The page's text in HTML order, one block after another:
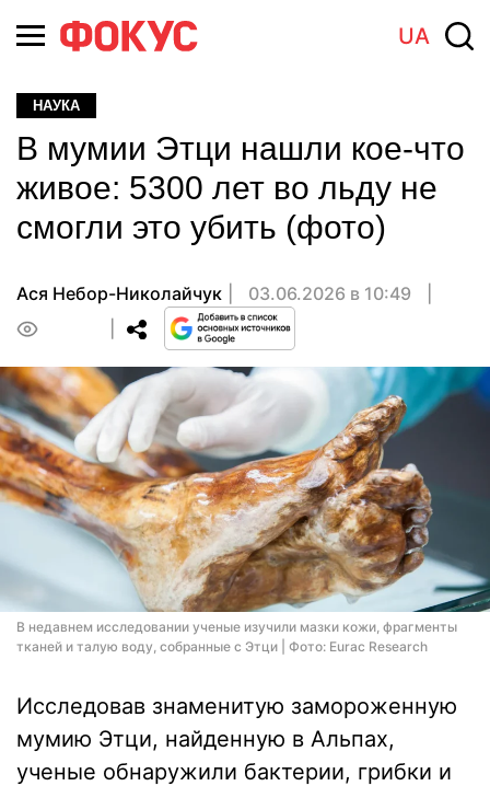
UA
НАУКА
В мумии Этци нашли кое-что
живое: 5300 лет во льду не
смогли это убить (фото)
Ася Небор-Николайчук
03.06.2026 в 10:49
В недавнем исследовании ученые изучили мазки кожи, фрагменты
тканей и талую воду, собранные с Этци | Фото: Eurac Research
Исследовав знаменитую замороженную
мумию Этци, найденную в Альпах,
ученые обнаружили бактерии, грибки и